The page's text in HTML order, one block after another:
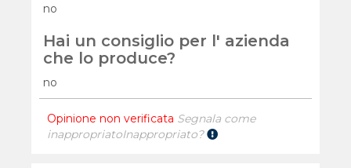
no
Hai un consiglio per l' azienda
che lo produce?
no
Opinione non verificata Segnala come
inappropriatoInappropriato?